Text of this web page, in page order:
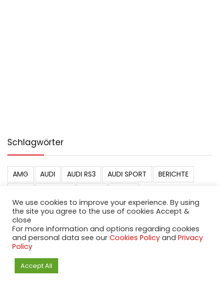
Schlagwörter
AMG AUDI AUDI RS3 AUDI SPORT
BERICHTE
ELECTRIC VEHICLES
ELEKTRISCHE FAHRZEUGE
Fiat
FORD
GALERIEN HONDA
HONDA CIVIC
HOT HATCH
HYBRIDEN HYUNDAI
HYUNDAI N
JAGUAR
JAPAN
MERCEDES AMG
We use cookies to improve your experience. By using
the site you agree to the use of cookies Accept &
close
For more information and options regarding cookies
and personal data see our Cookies Policy and Privacy
Policy
Accept All